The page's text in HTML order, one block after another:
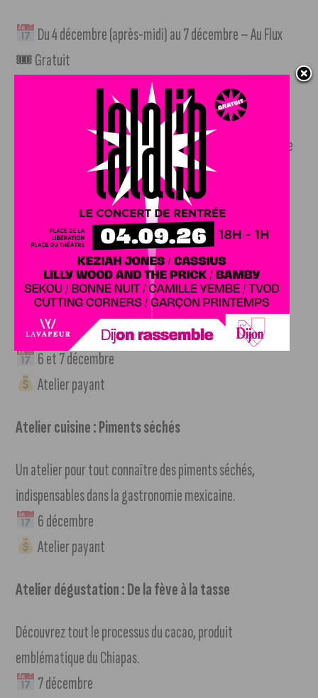
Du 4 décembre (après-midi) au 7 décembre – Au Flux
🎟 Gratuit
Atelier dégustation : Saveurs du Mexique
Un voyage sensoriel pour découvrir les bases gustatives de
la cuisine mexicaine.
Atelier payant (infos : « En savoir plus »)
Atelier dégustation et atelier cuisine : Le vrai Taco
Pour comprendre et réaliser le taco authentique, loin des
clichés.
6 et 7 décembre
Atelier payant
Atelier cuisine : Piments séchés
Un atelier pour tout connaître des piments séchés,
indispensables dans la gastronomie mexicaine.
6 décembre
Atelier payant
Atelier dégustation : De la fève à la tasse
Découvrez tout le processus du cacao, produit
emblématique du Chiapas.
7 décembre